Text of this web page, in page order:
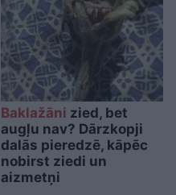
Baklažāni zied, bet
augļu nav? Dārzkopji
dalās pieredzē, kāpēc
nobirst ziedi un
aizmetņi